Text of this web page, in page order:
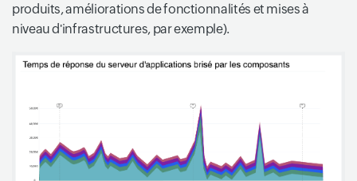
produits, améliorations de fonctionnalités et mises à
niveau d'infrastructures, par exemple).